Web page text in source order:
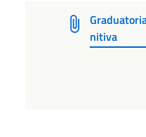
nitiva